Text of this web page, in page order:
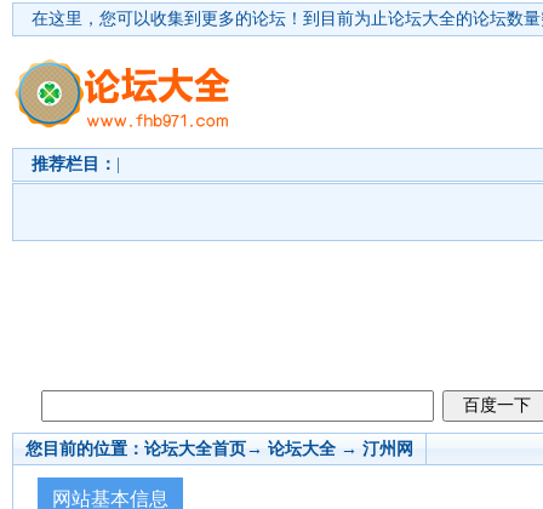
在这里，您可以收集到更多的论坛！ 到目前为止论坛大全的论坛数
推荐栏目：
您目前的位置： 论坛大全首页→ 论坛大全 → 汀州网
网站基本信息